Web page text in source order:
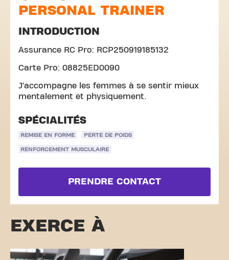
PERSONAL TRAINER
INTRODUCTION
Assurance RC Pro: RCP250919185132
Carte Pro: 08825ED0090
J’accompagne les femmes à se sentir mieux
mentalement et physiquement.
SPÉCIALITÉS
REMISE EN FORME PERTE DE POIDS
RENFORCEMENT MUSCULAIRE
PRENDRE CONTACT
EXERCE À